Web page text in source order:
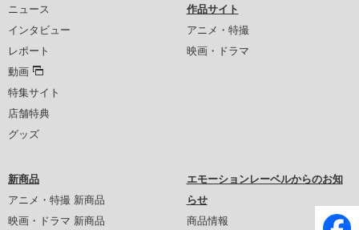
ニュース
インタビュー
レポート
動画
特集サイト
店舗特典
グッズ
作品サイト
アニメ・特撮
映画・ドラマ
新商品
アニメ・特撮 新商品
映画・ドラマ 新商品
エモーションレーベルからのお知
らせ
商品情報